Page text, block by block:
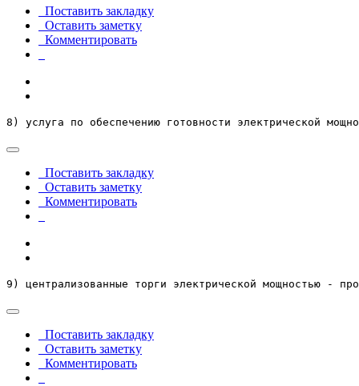
Поставить закладку
Оставить заметку
Комментировать
8) услуга по обеспечению готовности электрической
Поставить закладку
Оставить заметку
Комментировать
9) централизованные торги электрической мощностью -
Поставить закладку
Оставить заметку
Комментировать